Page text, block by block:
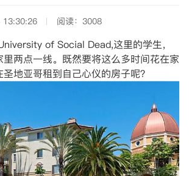
阅读：3008
of Social Dead,这里的学生，
两点一线。既然要将这么多时间花在家
地亚哥租到自己心仪的房子呢？